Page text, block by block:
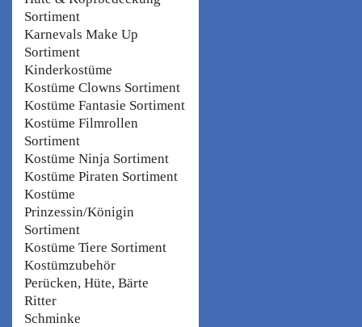
Sortiment
Karnevals Make Up
Sortiment
Kinderkostüme
Kostüme Clowns Sortiment
Kostüme Fantasie Sortiment
Kostüme Filmrollen
Sortiment
Kostüme Ninja Sortiment
Kostüme Piraten Sortiment
Kostüme
Prinzessin/Königin
Sortiment
Kostüme Tiere Sortiment
Kostümzubehör
Perücken, Hüte, Bärte
Ritter
Schminke